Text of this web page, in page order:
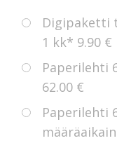
Digipaketti
1 kk* 9.90 €
Paperilehti
62.00 €
Paperilehti